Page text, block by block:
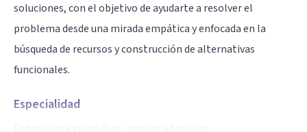
soluciones, con el objetivo de ayudarte a resolver el
problema desde una mirada empática y enfocada en la
búsqueda de recursos y construcción de alternativas
funcionales.
Especialidad